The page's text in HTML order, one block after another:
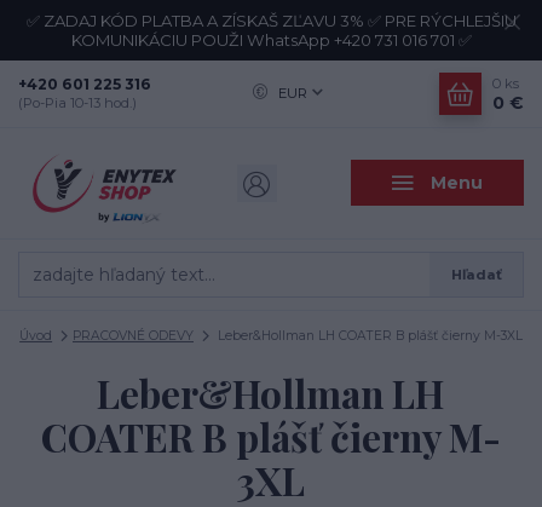
✅ ZADAJ KÓD PLATBA A ZÍSKAŠ ZĽAVU 3% ✅ PRE RÝCHLEJŠIU
KOMUNIKÁCIU POUŽI WhatsApp +420 731 016 701 ✅
Menu
EUR
Hľadať
+420 601 225 316
(Po-Pia 10-13 hod.)
0 ks
0 €
Úvod PRACOVNÉ ODEVY Leber&Hollman LH COATER B plášť čierny M-3XL
Leber&Hollman LH
COATER B plášť čierny M-
3XL